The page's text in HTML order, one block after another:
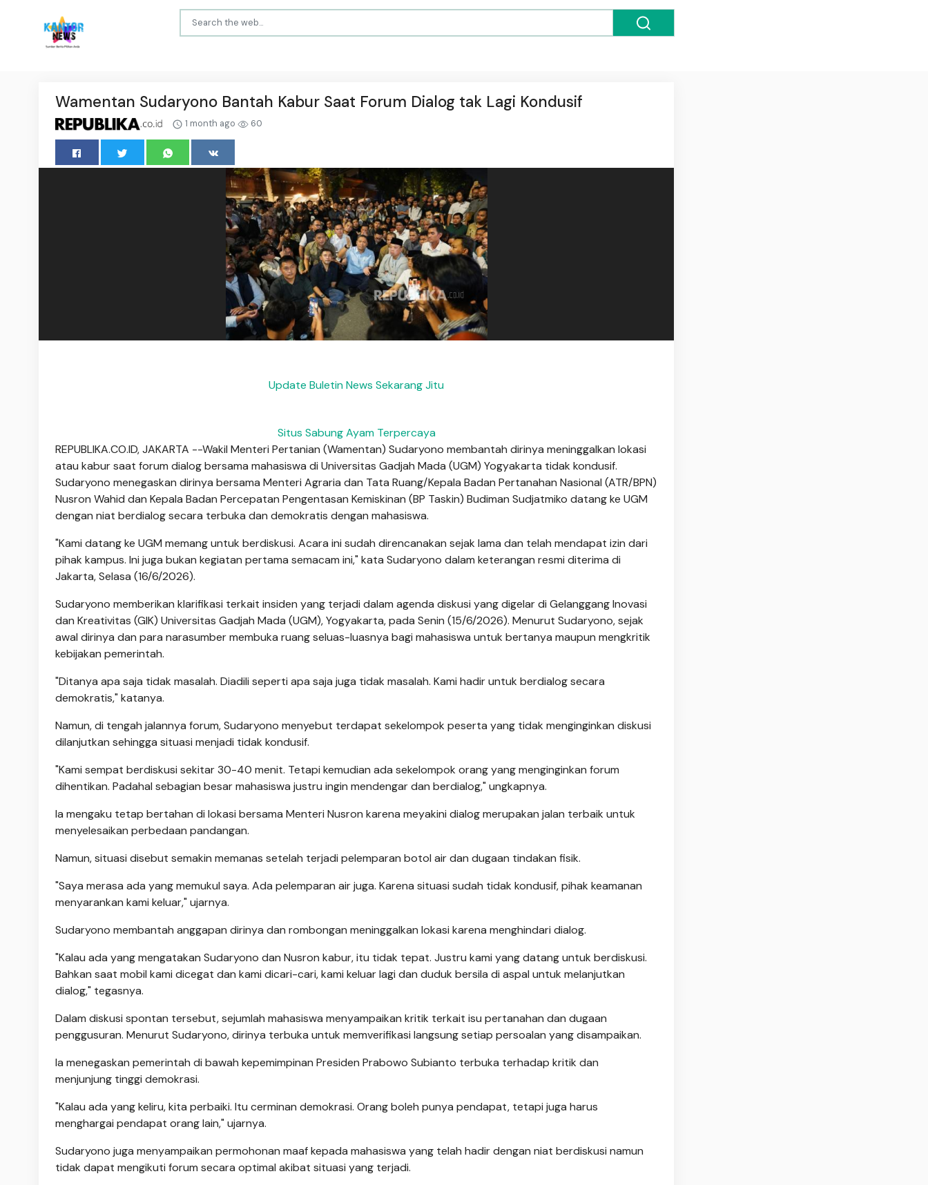
Wamentan Sudaryono Bantah Kabur Saat Forum Dialog tak Lagi Kondusif
1 month ago 60
Update Buletin News Sekarang Jitu
Situs Sabung Ayam Terpercaya
REPUBLIKA.CO.ID, JAKARTA --Wakil Menteri Pertanian (Wamentan) Sudaryono membantah dirinya meninggalkan lokasi
atau kabur saat forum dialog bersama mahasiswa di Universitas Gadjah Mada (UGM) Yogyakarta tidak kondusif.
Sudaryono menegaskan dirinya bersama Menteri Agraria dan Tata Ruang/Kepala Badan Pertanahan Nasional (ATR/BPN)
Nusron Wahid dan Kepala Badan Percepatan Pengentasan Kemiskinan (BP Taskin) Budiman Sudjatmiko datang ke UGM
dengan niat berdialog secara terbuka dan demokratis dengan mahasiswa.
"Kami datang ke UGM memang untuk berdiskusi. Acara ini sudah direncanakan sejak lama dan telah mendapat izin dari
pihak kampus. Ini juga bukan kegiatan pertama semacam ini," kata Sudaryono dalam keterangan resmi diterima di
Jakarta, Selasa (16/6/2026).
Sudaryono memberikan klarifikasi terkait insiden yang terjadi dalam agenda diskusi yang digelar di Gelanggang Inovasi
dan Kreativitas (GIK) Universitas Gadjah Mada (UGM), Yogyakarta, pada Senin (15/6/2026). Menurut Sudaryono, sejak
awal dirinya dan para narasumber membuka ruang seluas-luasnya bagi mahasiswa untuk bertanya maupun mengkritik
kebijakan pemerintah.
"Ditanya apa saja tidak masalah. Diadili seperti apa saja juga tidak masalah. Kami hadir untuk berdialog secara
demokratis," katanya.
Namun, di tengah jalannya forum, Sudaryono menyebut terdapat sekelompok peserta yang tidak menginginkan diskusi
dilanjutkan sehingga situasi menjadi tidak kondusif.
"Kami sempat berdiskusi sekitar 30-40 menit. Tetapi kemudian ada sekelompok orang yang menginginkan forum
dihentikan. Padahal sebagian besar mahasiswa justru ingin mendengar dan berdialog," ungkapnya.
Ia mengaku tetap bertahan di lokasi bersama Menteri Nusron karena meyakini dialog merupakan jalan terbaik untuk
menyelesaikan perbedaan pandangan.
Namun, situasi disebut semakin memanas setelah terjadi pelemparan botol air dan dugaan tindakan fisik.
"Saya merasa ada yang memukul saya. Ada pelemparan air juga. Karena situasi sudah tidak kondusif, pihak keamanan
menyarankan kami keluar," ujarnya.
Sudaryono membantah anggapan dirinya dan rombongan meninggalkan lokasi karena menghindari dialog.
"Kalau ada yang mengatakan Sudaryono dan Nusron kabur, itu tidak tepat. Justru kami yang datang untuk berdiskusi.
Bahkan saat mobil kami dicegat dan kami dicari-cari, kami keluar lagi dan duduk bersila di aspal untuk melanjutkan
dialog," tegasnya.
Dalam diskusi spontan tersebut, sejumlah mahasiswa menyampaikan kritik terkait isu pertanahan dan dugaan
penggusuran. Menurut Sudaryono, dirinya terbuka untuk memverifikasi langsung setiap persoalan yang disampaikan.
Ia menegaskan pemerintah di bawah kepemimpinan Presiden Prabowo Subianto terbuka terhadap kritik dan
menjunjung tinggi demokrasi.
"Kalau ada yang keliru, kita perbaiki. Itu cerminan demokrasi. Orang boleh punya pendapat, tetapi juga harus
menghargai pendapat orang lain," ujarnya.
Sudaryono juga menyampaikan permohonan maaf kepada mahasiswa yang telah hadir dengan niat berdiskusi namun
tidak dapat mengikuti forum secara optimal akibat situasi yang terjadi.